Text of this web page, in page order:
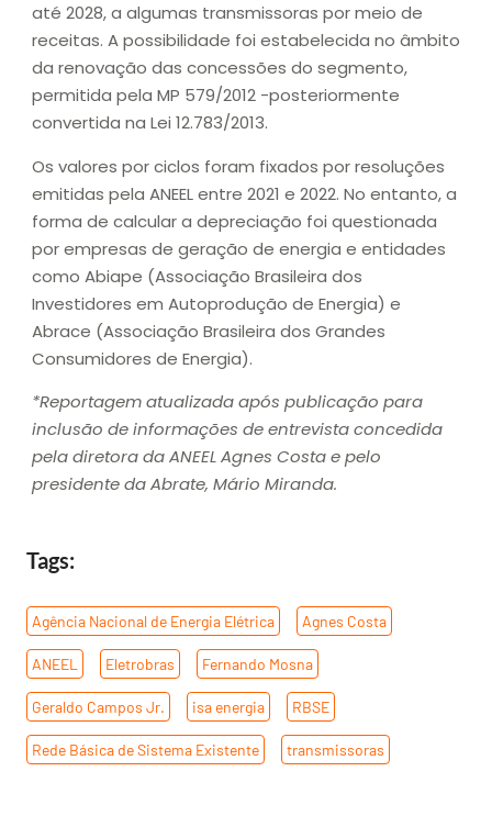
até 2028, a algumas transmissoras por meio de
receitas. A possibilidade foi estabelecida no âmbito
da renovação das concessões do segmento,
permitida pela MP 579/2012 -posteriormente
convertida na Lei 12.783/2013.
Os valores por ciclos foram fixados por resoluções
emitidas pela ANEEL entre 2021 e 2022. No entanto, a
forma de calcular a depreciação foi questionada
por empresas de geração de energia e entidades
como Abiape (Associação Brasileira dos
Investidores em Autoprodução de Energia) e
Abrace (Associação Brasileira dos Grandes
Consumidores de Energia).
*Reportagem atualizada após publicação para
inclusão de informações de entrevista concedida
pela diretora da ANEEL Agnes Costa e pelo
presidente da Abrate, Mário Miranda.
Tags:
Agência Nacional de Energia Elétrica Agnes Costa
ANEEL Eletrobras Fernando Mosna
Geraldo Campos Jr. isa energia RBSE
Rede Básica de Sistema Existente transmissoras